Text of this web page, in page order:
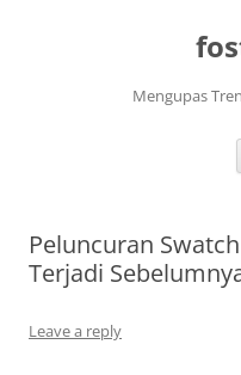
Mengupas
Peluncuran
Terjadi
Leave a reply